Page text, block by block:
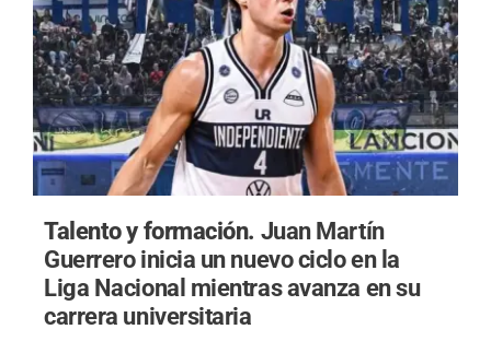
Talento y formación. Juan Martín
Guerrero inicia un nuevo ciclo en la
Liga Nacional mientras avanza en su
carrera universitaria